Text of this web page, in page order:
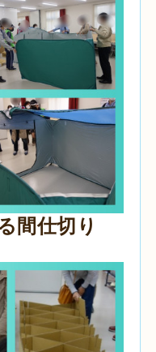
間仕切り